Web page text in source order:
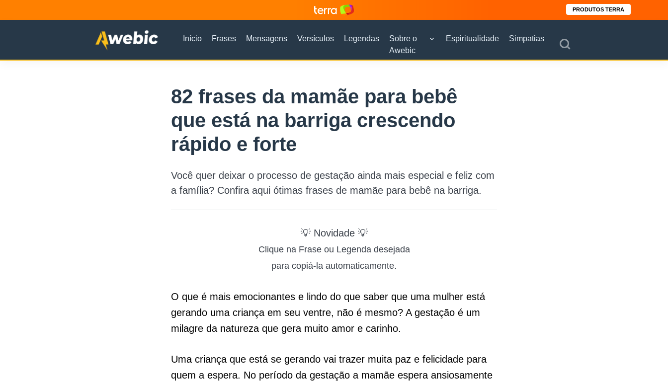
PRODUTOS TERRA
Início Frases Mensagens Versículos Legendas
Sobre o
Awebic
Espiritualidade Simpatias
82 frases da mamãe para bebê
que está na barriga crescendo
rápido e forte
Você quer deixar o processo de gestação ainda mais especial e feliz com
a família? Confira aqui ótimas frases de mamãe para bebê na barriga.
💡 Novidade 💡
Clique na Frase ou Legenda desejada
para copiá-la automaticamente.
O que é mais emocionantes e lindo do que saber que uma mulher está
gerando uma criança em seu ventre, não é mesmo? A gestação é um
milagre da natureza que gera muito amor e carinho.
Uma criança que está se gerando vai trazer muita paz e felicidade para
quem a espera. No período da gestação a mamãe espera ansiosamente